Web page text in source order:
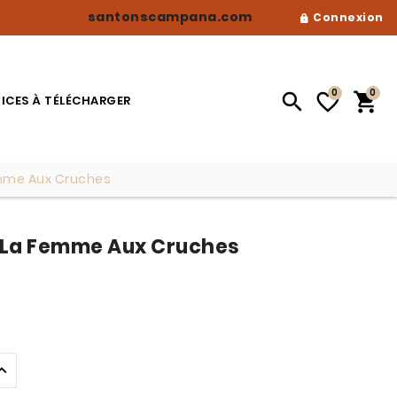
santonscampana.com  Connexion
À TÉLÉCHARGER  
0 
0
Aux Cruches
Femme Aux Cruches